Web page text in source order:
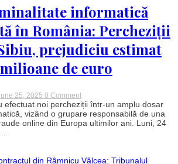
coliziunea
a
două
mașini
pe
DN
7
informatică
în România: Percheziții
prejudiciu estimat
de euro
25, 2025 0 Commenton
Rețea
de
criminalitate
informatică
Percheziții
efectuat noi percheziții într-un amplu dosar
vizând o grupare responsabilă de una
online din Europa ultimilor ani. Luni, 24